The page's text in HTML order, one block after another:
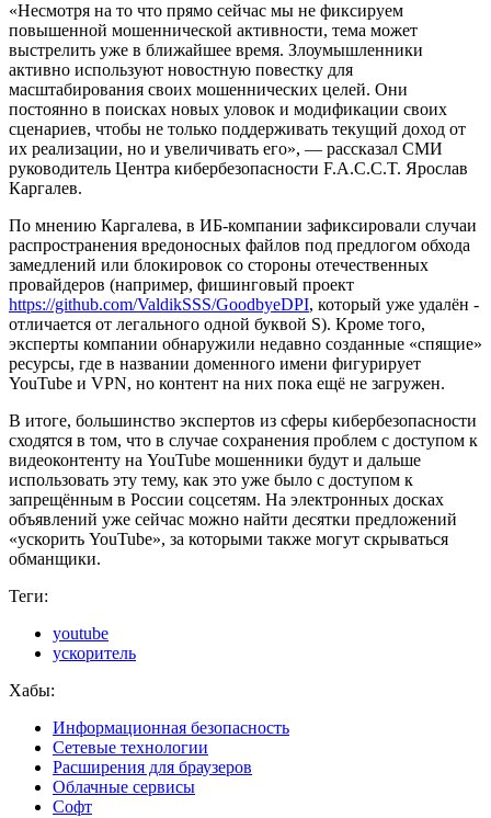
«Несмотря на то что прямо сейчас мы не фиксируем
повышенной мошеннической активности, тема может
выстрелить уже в ближайшее время. Злоумышленники
активно используют новостную повестку для
масштабирования своих мошеннических целей. Они
постоянно в поисках новых уловок и модификации своих
сценариев, чтобы не только поддерживать текущий доход от
их реализации, но и увеличивать его», — рассказал СМИ
руководитель Центра кибербезопасности F.A.C.C.T. Ярослав
Каргалев.
По мнению Каргалева, в ИБ-компании зафиксировали случаи
распространения вредоносных файлов под предлогом обхода
замедлений или блокировок со стороны отечественных
провайдеров (например, фишинговый проект
https://github.com/ValdikSSS/GoodbyeDPI, который уже удалён -
отличается от легального одной буквой S). Кроме того,
эксперты компании обнаружили недавно созданные «спящие»
ресурсы, где в названии доменного имени фигурирует
YouTube и VPN, но контент на них пока ещё не загружен.
В итоге, большинство экспертов из сферы кибербезопасности
сходятся в том, что в случае сохранения проблем с доступом к
видеоконтенту на YouTube мошенники будут и дальше
использовать эту тему, как это уже было с доступом к
запрещённым в России соцсетям. На электронных досках
объявлений уже сейчас можно найти десятки предложений
«ускорить YouTube», за которыми также могут скрываться
обманщики.
Теги:
youtube
ускоритель
Хабы:
Информационная безопасность
Сетевые технологии
Расширения для браузеров
Облачные сервисы
Софт